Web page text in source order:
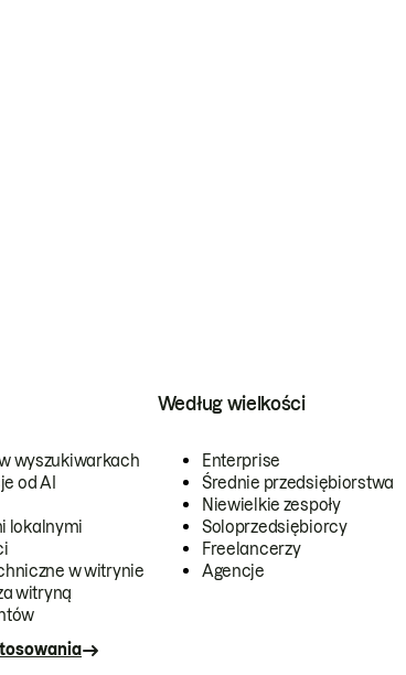
wyszukiwarkach
od AI
lokalnymi
w witrynie
witryną
Według wielkości
Enterprise
Średnie przedsiębiorstwa
Niewielkie zespoły
Soloprzedsiębiorcy
Freelancerzy
Agencje